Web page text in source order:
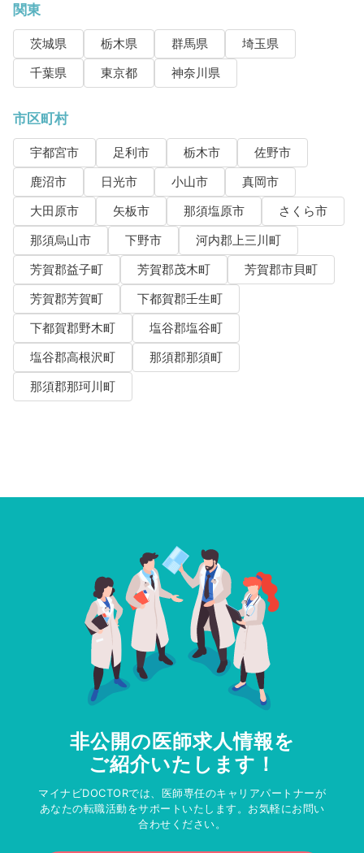
関東
茨城県 栃木県 群馬県
埼玉県
千葉県
東京都 神奈川県
市区町村
宇都宮市 足利市 栃木市
佐野市
鹿沼市
日光市 小山市
真岡市
大田原市
矢板市 那須塩原市
さくら市
那須烏山市
下野市
河内郡上三川町
芳賀郡益子町
芳賀郡茂木町
芳賀郡市貝町
芳賀郡芳賀町
下都賀郡壬生町
下都賀郡野木町
塩谷郡塩谷町
塩谷郡高根沢町
那須郡那須町
那須郡那珂川町
非公開の医師求人情報を
ご紹介いたします！
マイナビDOCTORでは、医師専任のキャリアパートナーが
あなたの転職活動をサポートいたします。お気軽にお問い
合わせください。